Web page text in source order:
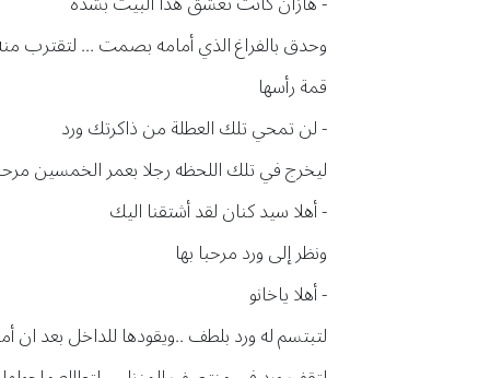
وحدق بالفراغ الذي أمامه بصمت ... لتقترب
قمة رأسها
- لن تمحي تلك العطلة من ذاكرتك ورد
ليخرج في تلك اللحظه رجلا بعمر الخمسين
- أهلا سيد كنان لقد أشتقنا اليك
ونظر إلى ورد مرحبا بها
- أهلا ياخانو
لتبتسم له ورد بلطف ..ويقودها للداخل بعد ان